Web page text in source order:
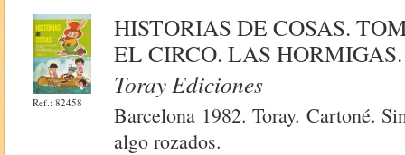
Ref.: 82458
HISTORIAS DE COSAS.
EL CIRCO. LAS
Toray Ediciones
Barcelona 1982. Toray. Cartoné.
algo rozados.